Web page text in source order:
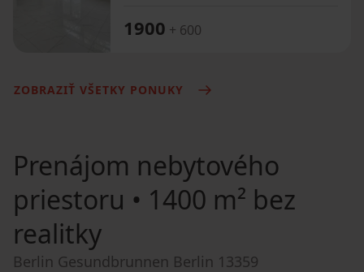
1900 + 600
ZOBRAZIŤ VŠETKY PONUKY
Prenájom nebytového
priestoru • 1400 m² bez
realitky
Berlin Gesundbrunnen Berlin 13359